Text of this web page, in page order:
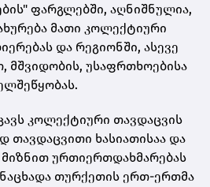
ფარგლებში, აღნიშნულია,
მათი კოლექტიური
და რეგიონში, ასევე
მშვიდობის, უსაფრთხოებისა
კოლექტიური თავდაცვის
თავდაცვითი ხასიათისაა და
ურთიერთდახმარებას
თურქეთის ერთ-ერთმა